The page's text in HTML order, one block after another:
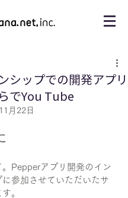
シップでの開発アプリ
でYou Tube
月22日
。Pepperアプリ開発のイン
に参加させていただいたサ
。